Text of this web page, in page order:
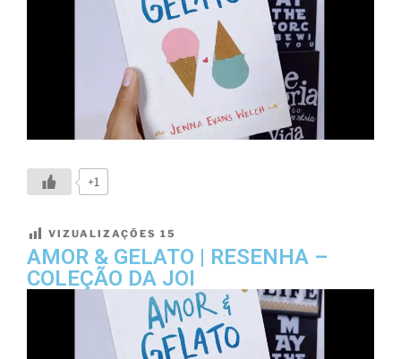
+1
VIZUALIZAÇÕES 15
AMOR & GELATO | RESENHA –
COLEÇÃO DA JOI